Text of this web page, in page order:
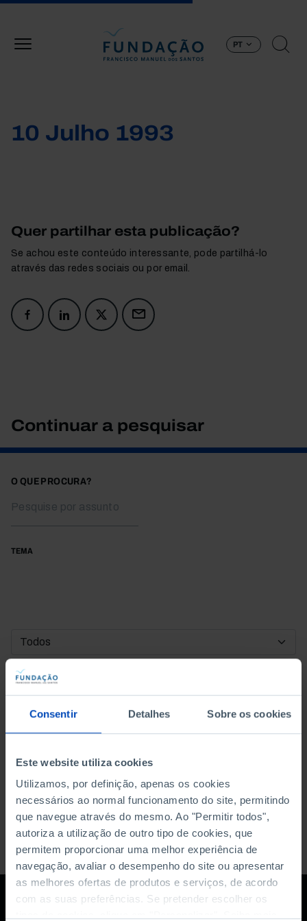
Consentir Detalhes Sobre os cookies
Este website utiliza cookies
Utilizamos, por definição, apenas os cookies
necessários ao normal funcionamento do site, permitindo
que navegue através do mesmo. Ao "Permitir todos",
autoriza a utilização de outro tipo de cookies, que
permitem proporcionar uma melhor experiência de
navegação, avaliar o desempenho do site ou apresentar
as melhores ofertas de produtos e serviços, de acordo
com as suas preferências. Se pretender escolher os
PT
10 Julho 1993
Quer partilhar esta publicação?
Se achou este conteúdo interessante, pode partilhá-lo
através das redes sociais ou por email.
Continuar a pesquisar
O QUE PROCURA?
TEMA
DATA DE INÍCIO
DATA DE FIM